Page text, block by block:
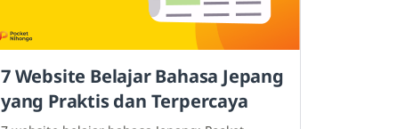
7 Website Belajar Bahasa Jepang
yang Praktis dan Terpercaya